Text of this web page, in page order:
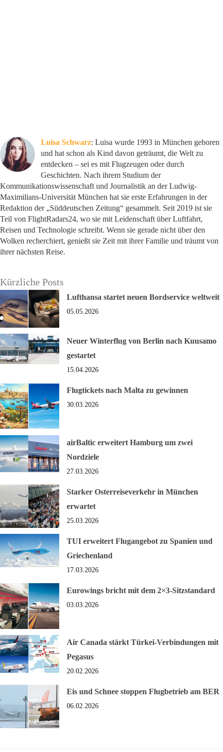
Luisa Schwarz: Luisa wurde 1993 in München geboren
und hat schon als Kind davon geträumt, die Welt zu
entdecken – sei es mit Flugzeugen oder durch
Geschichten. Nach ihrem Studium der
Kommunikationswissenschaft und Journalistik an der Ludwig-
Maximilians-Universität München hat sie erste Erfahrungen in der
Redaktion der „Süddeutschen Zeitung“ gesammelt. Seit 2019 ist sie
Teil von FlightRadars24, wo sie mit Leidenschaft über Luftfahrt,
Reisen und Technologie schreibt. Wenn sie gerade nicht über den
Wolken recherchiert, genießt sie Zeit mit ihrer Familie und träumt von
ihrer nächsten Reise.
Kürzliche Posts
Lufthansa startet neuen Bordservice weltweit
05.05.2026
Neuer Winterflug von Berlin nach Kuusamo
gestartet
15.04.2026
Flugtickets nach Malta zu gewinnen
30.03.2026
airBaltic erweitert Hamburg um zwei
Nordziele
27.03.2026
Starker Osterreiseverkehr in München
erwartet
25.03.2026
TUI erweitert Flugangebot zu Spanien und
Griechenland
17.03.2026
Eurowings bricht mit dem 2×3-Sitzstandard
03.03.2026
Air Canada stärkt Türkei-Verbindungen mit
Pegasus
20.02.2026
Eis und Schnee stoppen Flugbetrieb am BER
06.02.2026